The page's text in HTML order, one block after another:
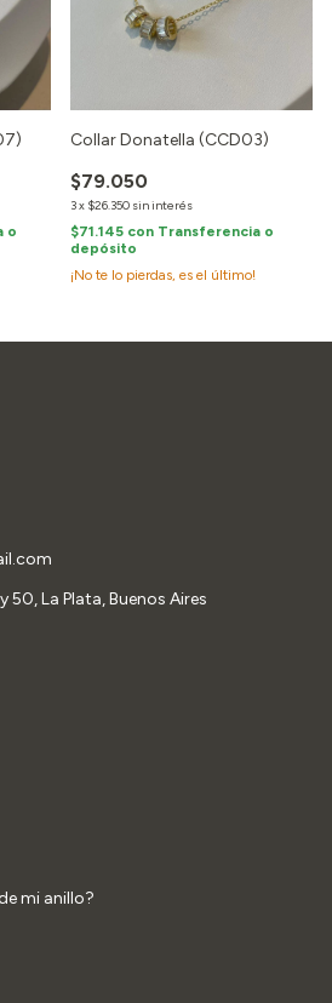
o
Collar Donatella (CCD03)
$79.050
3x $26.350 sin interés
$71.145 con Transferencia o
depósito
¡No te lo pierdas, es el último!
La Plata, Buenos Aires
mi anillo?